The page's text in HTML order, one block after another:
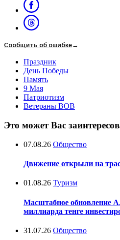
Сообщить об ошибке→
Праздник
День Победы
Память
9 Мая
Патриотизм
Ветераны ВОВ
Это может Вас
07.08.26 Общество
Движение открыли на
01.08.26 Туризм
Масштабное обновление
миллиарда тенге
31.07.26 Общество